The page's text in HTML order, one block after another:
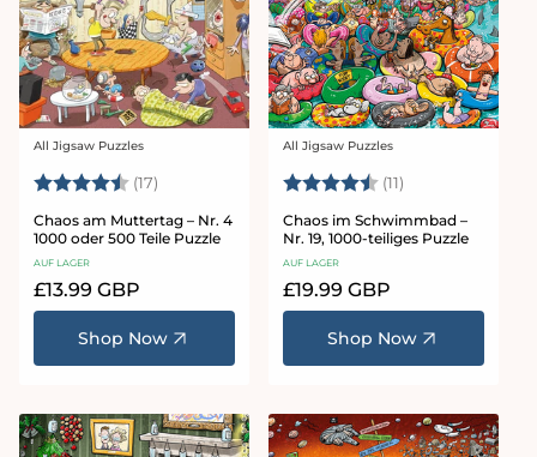
Anbieter:
All Jigsaw Puzzles
Bewertung:(17) 4.8 von 5 Sternen
Chaos am Muttertag – Nr. 4
1000 oder 500 Teile Puzzle
AUF LAGER
Normaler
Preis
£13.99 GBP
Shop Now
Anbieter:
All Jigsaw Puzzles
Bewertung:(11)
Chaos im Schwimmbad –
Nr. 19, 1000-teiliges Puzzle
AUF LAGER
Normaler
Preis
£19.99 GBP
Shop Now